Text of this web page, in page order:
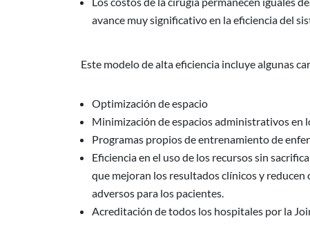
avance muy significativo en la eficiencia del
Este modelo de alta eficiencia incluye algunas
Optimización de espacio
Minimización de espacios administrativos en
Programas propios de entrenamiento de
Eficiencia en el uso de los recursos sin
que mejoran los resultados clínicos y
adversos para los pacientes.
Acreditación de todos los hospitales por la